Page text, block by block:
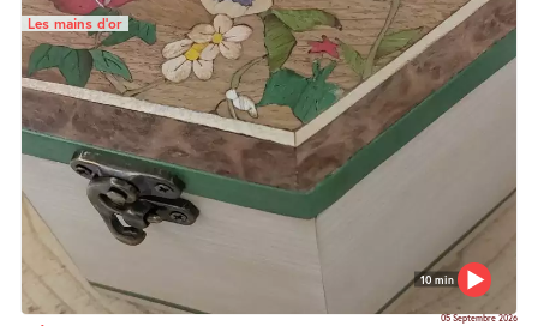
10 min
Les mains d’or
05 Septembre 2026